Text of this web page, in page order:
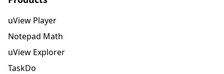
uView Player
Notepad Math
uView Explorer
TaskDo